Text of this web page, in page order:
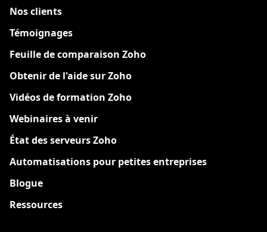
Nos clients
Témoignages
Feuille de comparaison Zoho
Obtenir de l'aide sur Zoho
Vidéos de formation Zoho
Webinaires à venir
État des serveurs Zoho
Automatisations pour petites entreprises
Blogue
Ressources